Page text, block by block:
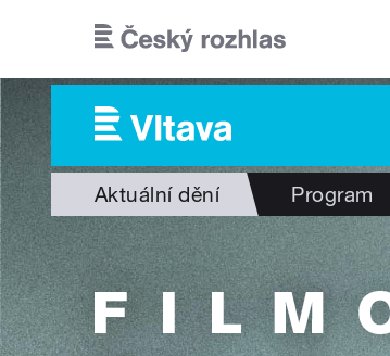
Aktuální dění Program